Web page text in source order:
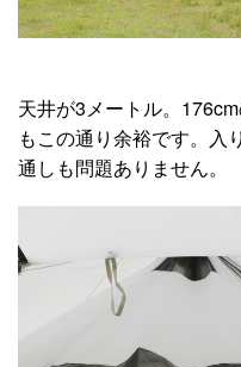
天井が3メートル。
もこの通り余裕です。入
通しも問題ありません。